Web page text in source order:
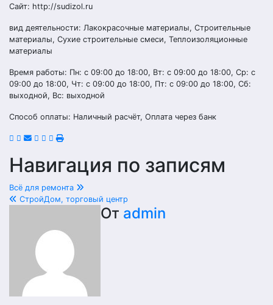
Сайт: http://sudizol.ru
вид деятельности: Лакокрасочные материалы, Строительные
материалы, Сухие строительные смеси, Теплоизоляционные
материалы
Время работы: Пн: с 09:00 до 18:00, Вт: с 09:00 до 18:00, Ср: с
09:00 до 18:00, Чт: с 09:00 до 18:00, Пт: с 09:00 до 18:00, Сб:
выходной, Вс: выходной
Способ оплаты: Наличный расчёт, Оплата через банк
Навигация по записям
Всё для ремонта
СтройДом, торговый центр
От admin